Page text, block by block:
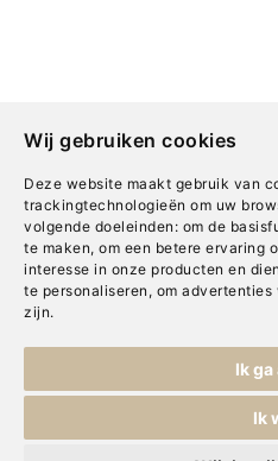
Wij gebruiken cookies
Deze website maakt gebruik van
trackingtechnologieën om uw
volgende doeleinden: om de
te maken, om een betere ervaring
interesse in onze producten en
te personaliseren , om advertenties
zijn.
Ik
Ik